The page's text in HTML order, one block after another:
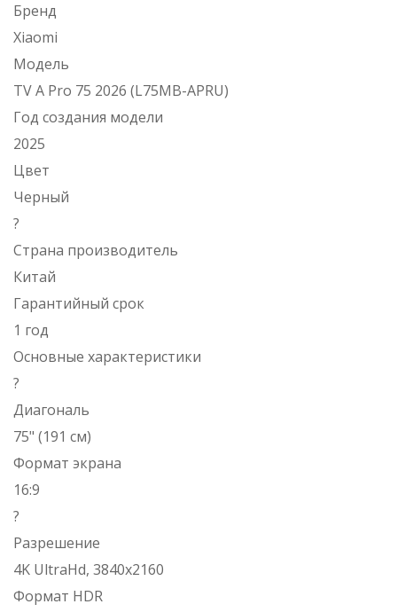
Бренд
Xiaomi
Модель
TV A Pro 75 2026 (L75MB-APRU)
Год создания модели
2025
Цвет
Черный
?
Страна производитель
Китай
Гарантийный срок
1 год
Основные характеристики
?
Диагональ
75" (191 см)
Формат экрана
16:9
?
Разрешение
4K UltraHd, 3840х2160
Формат HDR